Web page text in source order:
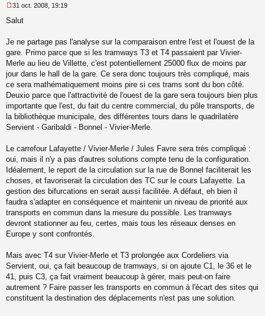
e
g
e
n
o
u
31 oct. 2008, 19:19
Salut
Je ne partage pas l'analyse sur la comparaison entre l'est et l'ouest de la
gare. Primo parce que si les tramways T3 et T4 passaient par Vivier-
Merle au lieu de Villette, c'est potentiellement 25000 flux de moins par
jour dans le hall de la gare. Ce sera donc toujours très compliqué, mais
ce sera mathématiquement moins pire si ces trams sont du bon côté.
Deuxio parce que l'attractivité de l'ouest de la gare sera toujours bien plus
importante que l'est, du fait du centre commercial, du pôle transports, de
la bibliothèque municipale, des différentes tours dans le quadrilatère
Servient - Garibaldi - Bonnel - Vivier-Merle.
Le carrefour Lafayette / Vivier-Merle / Jules Favre sera très compliqué :
oui, mais il n'y a pas d'autres solutions compte tenu de la configuration.
Idéalement, le report de la circulation sur la rue de Bonnel faciliterait les
choses, et favoriserait la circulation des TC sur le cours Lafayette. La
gestion des bifurcations en serait aussi facilitée. A défaut, eh bien il
faudra s'adapter en conséquence et maintenir un niveau de priorité aux
transports en commun dans la mesure du possible. Les tramways
devront stationner au feu, certes, mais tous les réseaux denses en
Europe y sont confrontés.
Mais avec T4 sur Vivier-Merle et T3 prolongée aux Cordeliers via
Servient, oui, ça fait beaucoup de tramways, si on ajoute C1, le 36 et le
41, puis C3, ça fait vraiment beaucoup à gérer, mais peut-on faire
autrement ? Faire passer les transports en commun à l'écart des sites qui
constituent la destination des déplacements n'est pas une solution.